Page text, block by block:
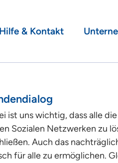
Hilfe & Kontakt
ist uns wichtig, dass alle
Sozialen Netzwerken zu
Auch das
für alle zu ermöglichen.